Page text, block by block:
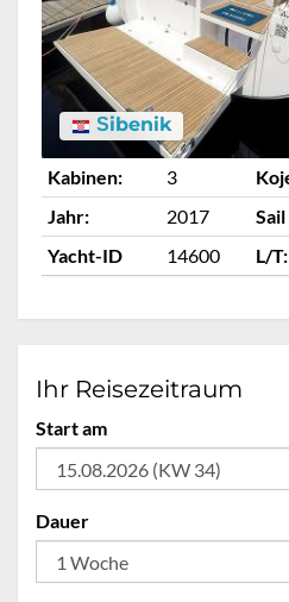
Šibenik
Kabinen: 3
Jahr:
2017 Sail
Yacht-ID
14600 L/T:
Ihr Reisezeitraum
Start am
Dauer